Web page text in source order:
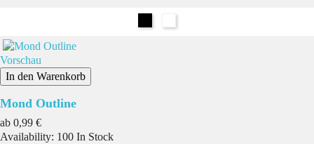
Vorschau
In den Warenkorb
Mond Outline
ab Preis
0,99 €
Availability: 100 In Stock